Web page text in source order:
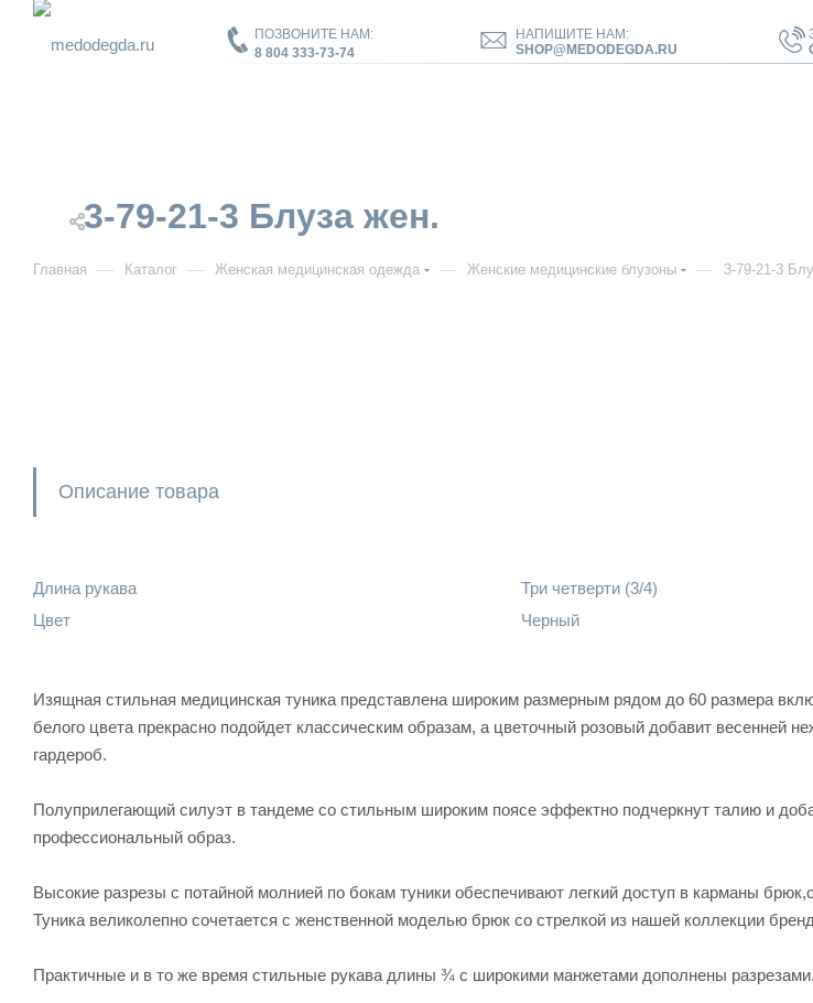
ПОЗВОНИТЕ НАМ:
8 804 333-73-74
НАПИШИТЕ НАМ:
SHOP@MEDODEGDA.RU
3-79-21-3 Блуза жен.
Главная — Каталог — Женская медицинская одежда — Женские медицинские блузоны — 3-79-21-3
Описание товара
Длина рукава
Три четверти (3/4)
Цвет
Черный
Изящная стильная медицинская туника представлена широким размерным рядом до 60 размера
белого цвета прекрасно подойдет классическим образам, а цветочный розовый добавит весенней
гардероб.
Полуприлегающий силуэт в тандеме со стильным широким поясе эффектно подчеркнут талию и
профессиональный образ.
Высокие разрезы с потайной молнией по бокам туники обеспечивают легкий доступ в карманы
Туника великолепно сочетается с женственной моделью брюк со стрелкой из нашей коллекции
Практичные и в то же время стильные рукава длины ¾ с широкими манжетами дополнены разрезами.